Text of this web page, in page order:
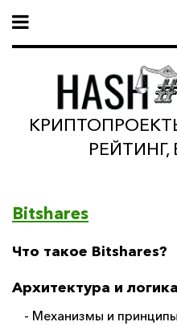
Bitshares
Что такое Bitshares?
Архитектура и логика
- Механизмы и